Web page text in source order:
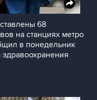
68
на станциях метро
в понедельник
здравоохранения